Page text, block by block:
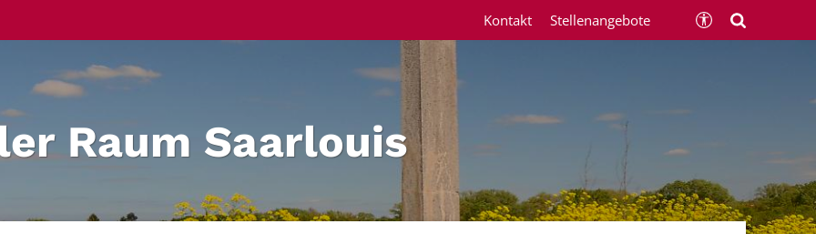
Raum Saarlouis
Kontakt Stellenangebote